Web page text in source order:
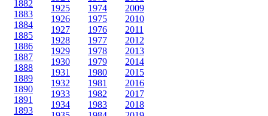
1882
1883
1884
1885
1886
1887
1888
1889
1890
1891
1893
1925
1926
1927
1928
1929
1930
1931
1932
1933
1934
1974
1975
1976
1977
1978
1979
1980
1981
1982
1983
2009
2010
2011
2012
2013
2014
2015
2016
2017
2018